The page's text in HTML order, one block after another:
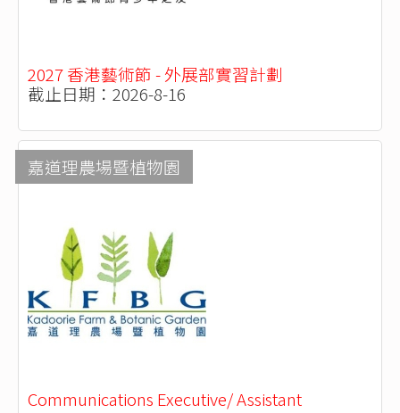
2027 香港藝術節 - 外展部實習計劃
截止日期：2026-8-16
嘉道理農場暨植物園
Communications Executive/ Assistant